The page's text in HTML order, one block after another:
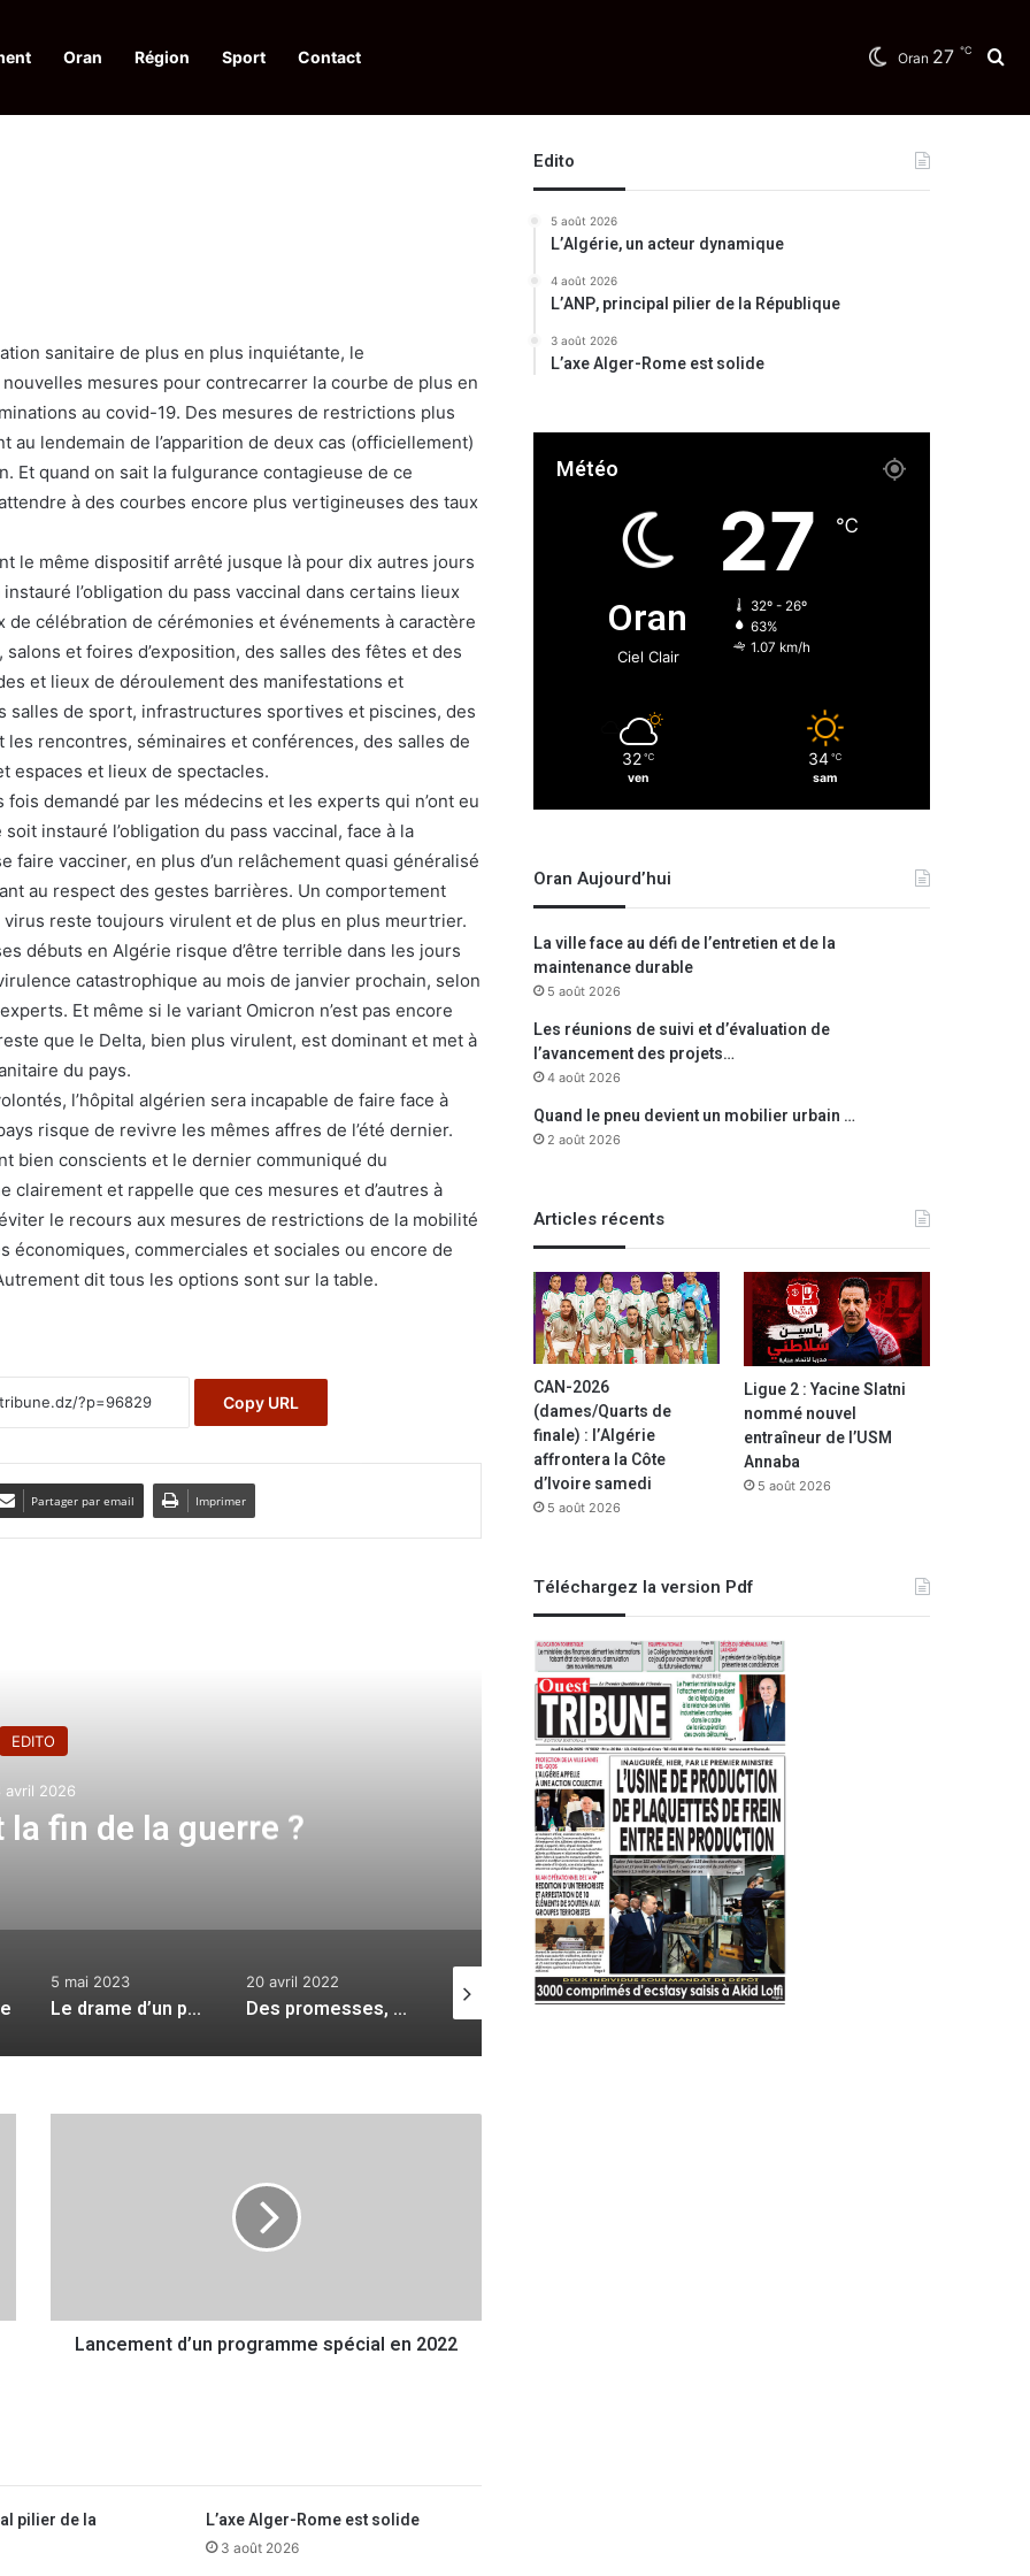
Oran Région Sport Contact Oran 27 ℃
à une action collective
sanitaire de plus en plus inquiétante, le
mesures pour contrecarrer la courbe de plus en
au covid-19. Des mesures de restrictions plus
au lendemain de l’apparition de deux cas (officiellement)
Et quand on sait la fulgurance contagieuse de ce
à des courbes encore plus vertigineuses des taux
le même dispositif arrêté jusque là pour dix autres jours
l’obligation du pass vaccinal dans certains lieux
de célébration de cérémonies et événements à caractère
et foires d’exposition, des salles des fêtes et des
et lieux de déroulement des manifestations et
salles de sport, infrastructures sportives et piscines, des
les rencontres, séminaires et conférences, des salles de
espaces et lieux de spectacles.
demandé par les médecins et les experts qui n’ont eu
instauré l’obligation du pass vaccinal, face à la
faire vacciner, en plus d’un relâchement quasi généralisé
au respect des gestes barrières. Un comportement
reste toujours virulent et de plus en plus meurtrier.
débuts en Algérie risque d’être terrible dans les jours
catastrophique au mois de janvier prochain, selon
Et même si le variant Omicron n’est pas encore
que le Delta, bien plus virulent, est dominant et met à
du pays.
l’hôpital algérien sera incapable de faire face à
risque de revivre les mêmes affres de l’été dernier.
bien conscients et le dernier communiqué du
clairement et rappelle que ces mesures et d’autres à
le recours aux mesures de restrictions de la mobilité
économiques, commerciales et sociales ou encore de
dit tous les options sont sur la table.
Copy URL
Partager par email Imprimer
EDITO
avril 2026
fin de la guerre ?
5 mai 2023
Le drame d’un peuple
20 avril 2022
Des promesses, pour quel résultats ? Il n’y a que le développement qui vaille
29 juillet 2025
Le temps des comptes
t
o
Lancement d’un programme spécial en 2022
pilier de la
L’axe Alger-Rome est solide
3 août 2026
Edito
5 août 2026
L’Algérie, un acteur dynamique
4 août 2026
L’ANP, principal pilier de la République
3 août 2026
L’axe Alger-Rome est solide
Météo
Oran
Ciel Clair
27 ℃
32º - 26º
63%
1.07 km/h
32 ℃
ven
34 ℃
sam
Oran Aujourd’hui
La ville face au défi de l’entretien et de la
maintenance durable
5 août 2026
Les réunions de suivi et d’évaluation de
l’avancement des projets…
4 août 2026
Quand le pneu devient un mobilier urbain …
2 août 2026
Articles récents
CAN-2026
(dames/Quarts de
finale) : l’Algérie
affrontera la Côte
d’Ivoire samedi
5 août 2026
Ligue 2 : Yacine Slatni
nommé nouvel
entraîneur de l’USM
Annaba
5 août 2026
Téléchargez la version Pdf